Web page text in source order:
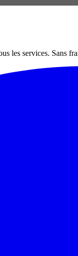
les services. Sans